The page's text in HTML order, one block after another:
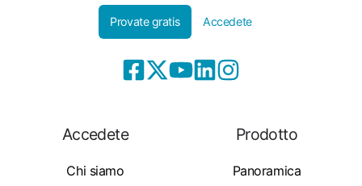
Provate gratis Accedete
Accedete
Chi siamo
Prodotto
Panoramica